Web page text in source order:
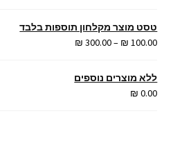
טסט מוצר מקלחון תוספות בלבד
₪ 100.00
–
₪ 300.00
טווח
ללא מוצרים נוספים
₪ 0.00